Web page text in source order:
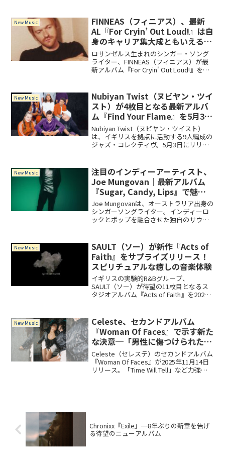
がった激しい衝動をきっかけに制作され
た、心を揺さぶるフォークロックの楽曲
集です。
New Music
FINNEAS（フィニアス）、最新
AL『For Cryin’ Out Loud!』は自
身のキャリア集大成ともいえる作
品！
ロサンゼルス生まれのシンガー・ソング
ライター、FINNEAS（フィニアス）が最
新アルバム『For Cryin' Out Loud!』を
賞し、妹のBillie Ei...
New Music
Nubiyan Twist（ヌビヤン・ツイ
スト）が4枚目となる最新アルバ
ム『Find Your Flame』を5月3日
にリリース！
Nubiyan Twist（ヌビヤン・ツイスト）
は、イギリスを拠点に活動する9人編成の
ジャズ・コレクティヴ。5月3日にリリー
Rodgersとコラボレーション。ダンスフ
ロア向けのスリックなサウンドを体現し
た仕上がりに。
New Music
注目のインディーアーティスト、
Joe Mungovan｜最新アルバム
『Sugar, Candy, Lips』で魅せ
る音楽的成長
Joe Mungovanは、オーストラリア出身の
シンガーソングライター。インディーロ
ックとポップを融合させた独自のサウン
は、Joe Mungovanの音楽スタイル、キャ
リ...
New Music
SAULT（ソー）が新作『Acts of
Faith』をサプライズリリース！
スピリチュアルな癒しの音楽体験
イギリスの実験的R&Bグループ、
SAULT（ソー）が待望の11枚目となるス
タジオアルバム『Acts of Faith』を2024
登場したこの作品は、グループの特徴で...
New Music
Celeste、セカンドアルバム
『Woman Of Faces』で示す新た
な決意─「男性に傷つけられた物
語」からの脱却
Celeste（セレステ）のセカンドアルバム
『Woman Of Faces』が2025年11月14日
リリース。「Time Will Tell」など力強い
Chronixx『Exile』─8年ぶりの新章を告げ
る待望のニューアルバム